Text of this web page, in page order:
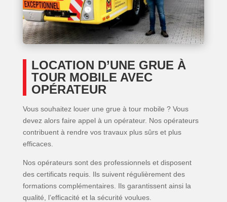
LOCATION D’UNE GRUE À
TOUR MOBILE AVEC
OPÉRATEUR
Vous souhaitez louer une grue à tour mobile ? Vous
devez alors faire appel à un opérateur. Nos opérateurs
contribuent à rendre vos travaux plus sûrs et plus
efficaces.
Nos opérateurs sont des professionnels et disposent
des certificats requis. Ils suivent régulièrement des
formations complémentaires. Ils garantissent ainsi la
qualité, l’efficacité et la sécurité voulues.